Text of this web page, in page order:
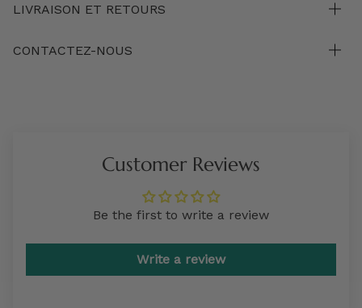
LIVRAISON ET RETOURS
CONTACTEZ-NOUS
Customer Reviews
Be the first to write a review
Write a review